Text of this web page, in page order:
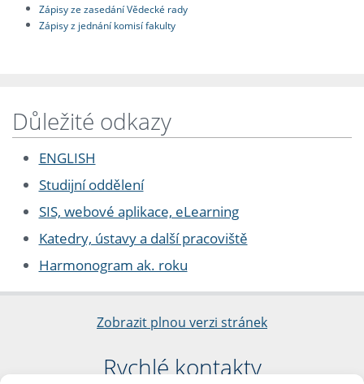
Zápisy ze zasedání Vědecké rady
Zápisy z jednání komisí fakulty
Důležité odkazy
ENGLISH
Studijní oddělení
SIS, webové aplikace, eLearning
Katedry, ústavy a další pracoviště
Harmonogram ak. roku
Zobrazit plnou verzi stránek
Rychlé kontakty